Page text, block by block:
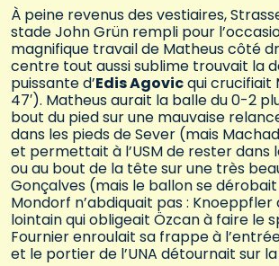
À peine revenus des vestiaires,
stade John Grün rempli pour
magnifique travail de Matheus côté
centre tout aussi sublime trouvait la
puissante d’Edis Agovicqui crucifiait
47′). Matheus aurait la balle du 0-2
bout du pied sur une mauvaise
dans les pieds de Sever (mais
et permettait à l’USM de rester dans
ou au bout de la tête sur une très
Gonçalves (mais le ballon se dérobait
Mondorf n’abdiquait pas :
lointain qui obligeait Özcan à faire le
Fournier enroulait sa frappe à
et le portier de l’UNA détournait sur la